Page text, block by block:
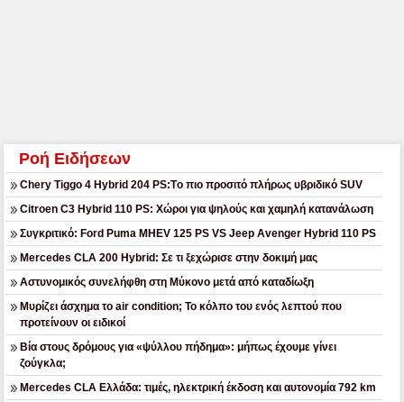
Ροή Ειδήσεων
Chery Tiggo 4 Hybrid 204 PS:Tο πιο προσιτό πλήρως υβριδικό SUV
Citroen C3 Hybrid 110 PS: Χώροι για ψηλούς και χαμηλή κατανάλωση
Συγκριτικό: Ford Puma MHEV 125 PS VS Jeep Avenger Hybrid 110 PS
Mercedes CLA 200 Hybrid: Σε τι ξεχώρισε στην δοκιμή μας
Αστυνομικός συνελήφθη στη Μύκονο μετά από καταδίωξη
Μυρίζει άσχημα το air condition; Το κόλπο του ενός λεπτού που
προτείνουν οι ειδικοί
Βία στους δρόμους για «ψύλλου πήδημα»: μήπως έχουμε γίνει
ζούγκλα;
Mercedes CLA Ελλάδα: τιμές, ηλεκτρική έκδοση και αυτονομία 792 km